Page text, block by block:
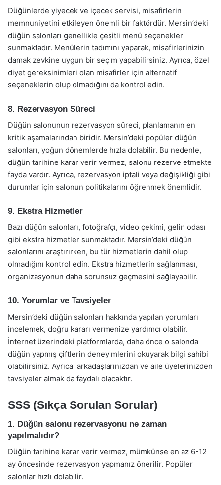
Düğünlerde yiyecek ve içecek servisi, misafirlerin
memnuniyetini etkileyen önemli bir faktördür. Mersin’deki
düğün salonları genellikle çeşitli menü seçenekleri
sunmaktadır. Menülerin tadımını yaparak, misafirlerinizin
damak zevkine uygun bir seçim yapabilirsiniz. Ayrıca, özel
diyet gereksinimleri olan misafirler için alternatif
seçeneklerin olup olmadığını da kontrol edin.
8. Rezervasyon Süreci
Düğün salonunun rezervasyon süreci, planlamanın en
kritik aşamalarından biridir. Mersin’deki popüler düğün
salonları, yoğun dönemlerde hızla dolabilir. Bu nedenle,
düğün tarihine karar verir vermez, salonu rezerve etmekte
fayda vardır. Ayrıca, rezervasyon iptali veya değişikliği gibi
durumlar için salonun politikalarını öğrenmek önemlidir.
9. Ekstra Hizmetler
Bazı düğün salonları, fotoğrafçı, video çekimi, gelin odası
gibi ekstra hizmetler sunmaktadır. Mersin’deki düğün
salonlarını araştırırken, bu tür hizmetlerin dahil olup
olmadığını kontrol edin. Ekstra hizmetlerin sağlanması,
organizasyonun daha sorunsuz geçmesini sağlayabilir.
10. Yorumlar ve Tavsiyeler
Mersin’deki düğün salonları hakkında yapılan yorumları
incelemek, doğru kararı vermenize yardımcı olabilir.
İnternet üzerindeki platformlarda, daha önce o salonda
düğün yapmış çiftlerin deneyimlerini okuyarak bilgi sahibi
olabilirsiniz. Ayrıca, arkadaşlarınızdan ve aile üyelerinizden
tavsiyeler almak da faydalı olacaktır.
SSS (Sıkça Sorulan Sorular)
1. Düğün salonu rezervasyonu ne zaman
yapılmalıdır?
Düğün tarihine karar verir vermez, mümkünse en az 6-12
ay öncesinde rezervasyon yapmanız önerilir. Popüler
salonlar hızlı dolabilir.